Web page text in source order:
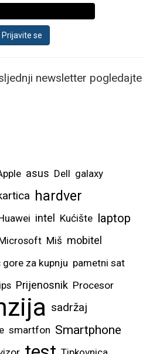
newsletter pogledajte
asus Dell galaxy
hardver
intel Kućište laptop
Miš mobitel
gore za kupnju pametni sat
Prijenosnik Procesor
sadržaj
smartfon Smartphone